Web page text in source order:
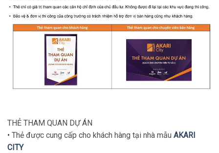
THẺ THAM QUAN DỰ ÁN
• Thẻ được cung cấp cho khách hàng tại nhà mẫu AKARI
CITY